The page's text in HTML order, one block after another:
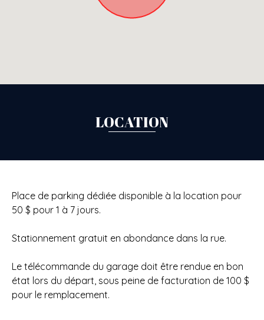
LOCATION
Place de parking dédiée disponible à la location pour
50 $ pour 1 à 7 jours.
Stationnement gratuit en abondance dans la rue.
Le télécommande du garage doit être rendue en bon
état lors du départ, sous peine de facturation de 100 $
pour le remplacement.